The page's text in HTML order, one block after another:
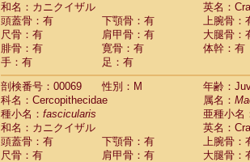
和名：カニクイザル
英名：
頭蓋骨：有
下顎骨：有
上腕骨：
尺骨：有
肩甲骨：有
大腿骨：
腓骨：有
寛骨：有
体幹：有
手：有
足：有
剖検番号：00069
性別：M
年齢：
科名：Cercopithecidae
属名：
種小名： fascicularis
亜種小名
和名：カニクイザル
英名：
頭蓋骨：有
下顎骨：有
上腕骨：
尺骨：有
肩甲骨：有
大腿骨：